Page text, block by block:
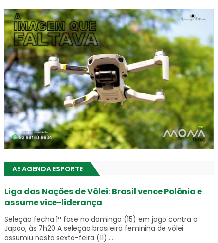
AE AGENDA ESPORTE
Liga das Nações de Vôlei: Brasil vence Polônia e
assume vice-liderança
Seleção fecha 1ª fase no domingo (15) em jogo contra o
Japão, às 7h20 A seleção brasileira feminina de vôlei
assumiu nesta sexta-feira (11) ...